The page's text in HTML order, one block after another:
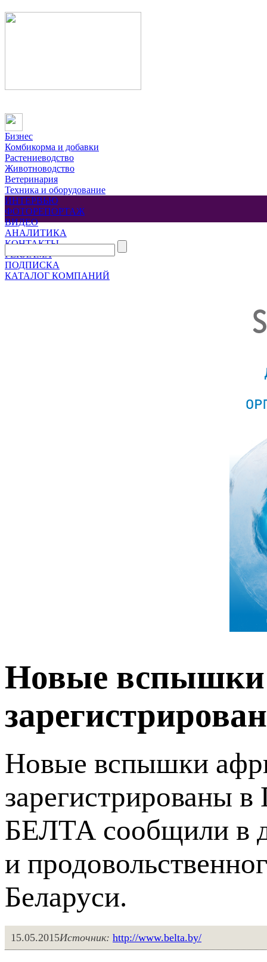
Бизнес
Комбикорма и добавки
Растениеводство
Животноводство
Ветеринария
Техника и оборудование
ИНТЕРВЬЮ
ФОТОРЕПОРТАЖ
ВИДЕО
АНАЛИТИКА
КОНТАКТЫ
РЕКЛАМА
ПОДПИСКА
КАТАЛОГ КОМПАНИЙ
Новые
Новые вспышки
зарегистрированы
БЕЛТА сообщили в
и
Беларуси.
15.05.2015Источник: http://www.belta.by/